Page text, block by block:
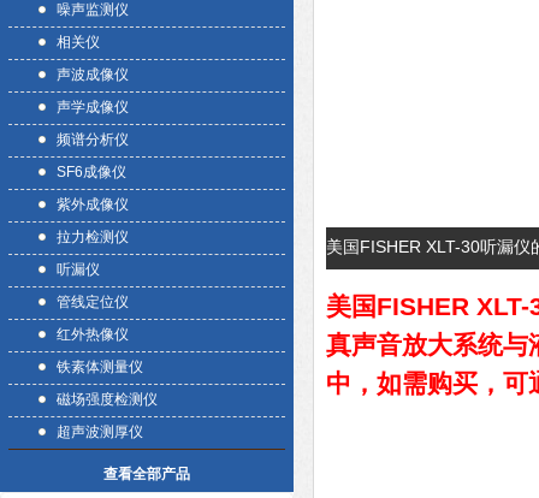
噪声监测仪
相关仪
声波成像仪
声学成像仪
频谱分析仪
SF6成像仪
紫外成像仪
拉力检测仪
听漏仪
管线定位仪
红外热像仪
铁素体测量仪
磁场强度检测仪
超声波测厚仪
查看全部产品
美国FISHER XLT-30听漏仪
美国FISHER XLT-
真声音放大系统与
中，如需购买，